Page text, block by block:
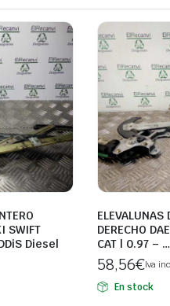
SWIFT
Diesel
ELEVALUNAS
DERECHO
CAT | 0.97 – …
58,56€Iva
En stock